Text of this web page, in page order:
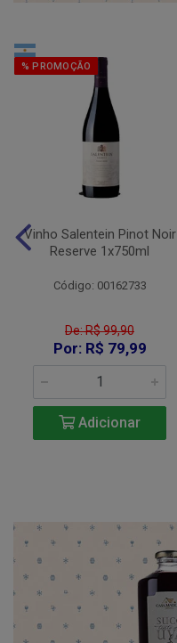
% PROMOÇÃO
Vinho Salentein Pinot Noir
Reserve 1x750ml
Código: 00162733
De: R$ 99,90
Por: R$ 79,99
Adicionar